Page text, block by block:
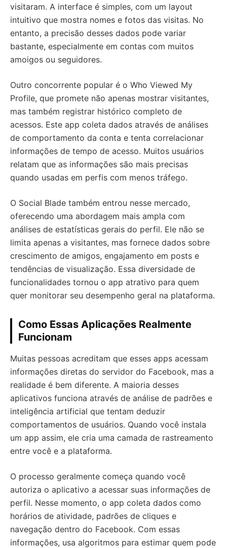
visitaram. A interface é simples, com um layout
intuitivo que mostra nomes e fotos das visitas. No
entanto, a precisão desses dados pode variar
bastante, especialmente em contas com muitos
amoigos ou seguidores.
Outro concorrente popular é o Who Viewed My
Profile, que promete não apenas mostrar visitantes,
mas também registrar histórico completo de
acessos. Este app coleta dados através de análises
de comportamento da conta e tenta correlacionar
informações de tempo de acesso. Muitos usuários
relatam que as informações são mais precisas
quando usadas em perfis com menos tráfego.
O Social Blade também entrou nesse mercado,
oferecendo uma abordagem mais ampla com
análises de estatísticas gerais do perfil. Ele não se
limita apenas a visitantes, mas fornece dados sobre
crescimento de amigos, engajamento em posts e
tendências de visualização. Essa diversidade de
funcionalidades tornou o app atrativo para quem
quer monitorar seu desempenho geral na plataforma.
Como Essas Aplicações Realmente
Funcionam
Muitas pessoas acreditam que esses apps acessam
informações diretas do servidor do Facebook, mas a
realidade é bem diferente. A maioria desses
aplicativos funciona através de análise de padrões e
inteligência artificial que tentam deduzir
comportamentos de usuários. Quando você instala
um app assim, ele cria uma camada de rastreamento
entre você e a plataforma.
O processo geralmente começa quando você
autoriza o aplicativo a acessar suas informações de
perfil. Nesse momento, o app coleta dados como
horários de atividade, padrões de cliques e
navegação dentro do Facebook. Com essas
informações, usa algoritmos para estimar quem pode